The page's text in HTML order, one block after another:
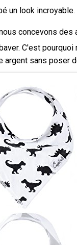
un look incroyable.
concevons
C'est
argent sans poser